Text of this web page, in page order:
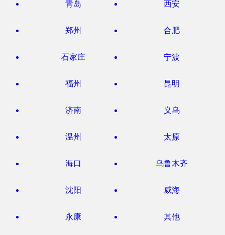
青岛 西安
郑州 合肥
石家庄 宁波
福州 昆明
济南 义乌
温州 太原
海口 乌鲁木齐
沈阳 威海
永康 其他